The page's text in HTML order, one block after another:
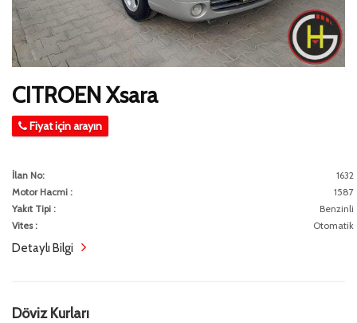
CITROEN Xsara
Fiyat için arayın
İlan No:
1632
Motor Hacmi :
1587
Yakıt Tipi :
Benzinli
Vites :
Otomatik
Detaylı Bilgi
Döviz Kurları